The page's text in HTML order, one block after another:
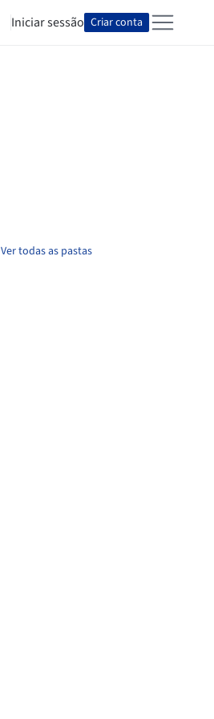
Iniciar sessão Criar conta
Ver todas as pastas